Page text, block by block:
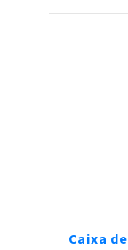
Caixa